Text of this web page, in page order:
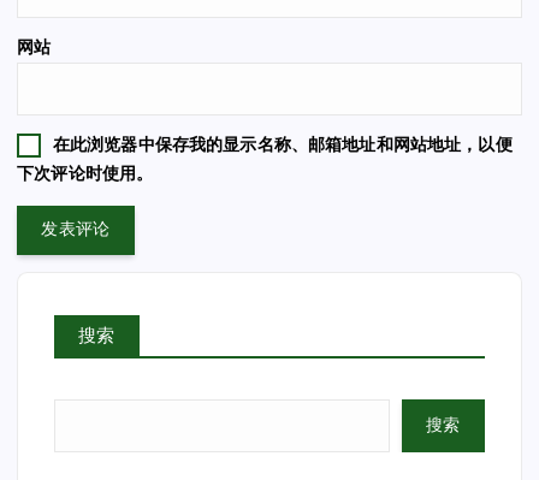
网站
在此浏览器中保存我的显示名称、邮箱地址和网站地址，以便
下次评论时使用。
搜索
搜索